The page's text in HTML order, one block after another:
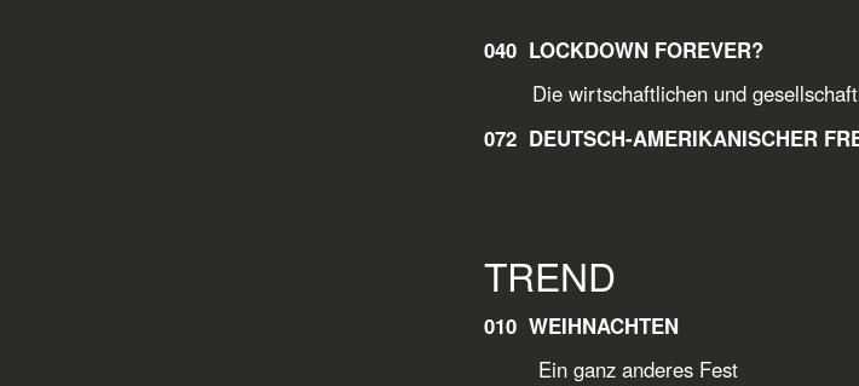
040 LOCKDOWN FOREVER?
Die wirtschaftlichen und
072 DEUTSCH-AMERIKANISCHER
TREND
010 WEIHNACHTEN
Ein ganz anderes Fest